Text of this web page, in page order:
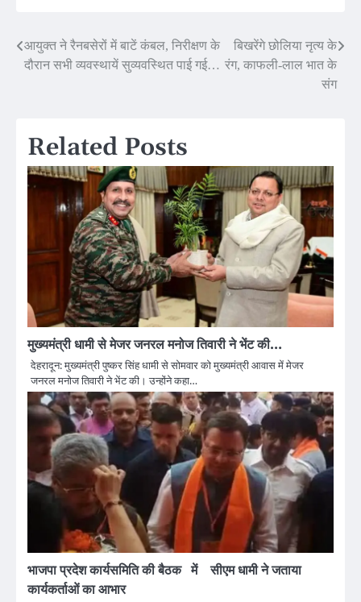
Post
आयुक्त ने रैनबसेरों में बाटें कंबल, निरीक्षण के
दौरान सभी व्यवस्थायें सुव्यवस्थित पाई गई…
बिखरेंगे छोलिया नृत्य के
रंग, काफली-लाल भात के
संग
Related Posts
मुख्यमंत्री धामी से मेजर जनरल मनोज तिवारी ने भेंट की…
देहरादून: मुख्यमंत्री पुष्कर सिंह धामी से सोमवार को मुख्यमंत्री आवास में मेजर
जनरल मनोज तिवारी ने भेंट की। उन्होंने कहा…
भाजपा प्रदेश कार्यसमिति की बैठक में सीएम धामी ने जताया
कार्यकर्ताओं का आभार